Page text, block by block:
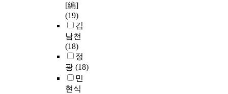
[編]
(19)
김
남천
(18)
정
광 (18)
민
현식